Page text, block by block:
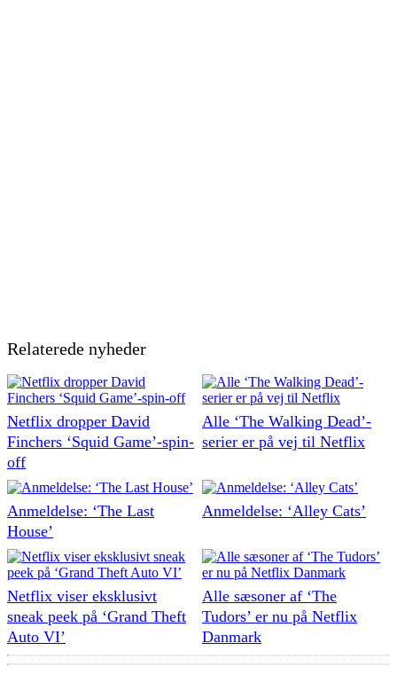
Relaterede nyheder
Netflix dropper David
Finchers ‘Squid Game’-spin-
off
Alle ‘The Walking Dead’-
serier er på vej til Netflix
Anmeldelse: ‘The Last
House’
Anmeldelse: ‘Alley Cats’
Netflix viser eksklusivt
sneak peek på ‘Grand Theft
Auto VI’
Alle sæsoner af ‘The
Tudors’ er nu på Netflix
Danmark